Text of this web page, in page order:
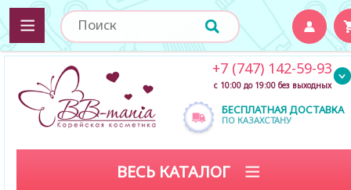
БЕСПЛАТНАЯ ДОСТАВКА
ПО КАЗАХСТАНУ
+7 (747) 142-59-93
с 10:00 до 19:00 без выходных
ВЕСЬ КАТАЛОГ